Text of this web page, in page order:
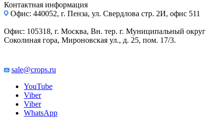
Контактная информация
Офис: 440052, г. Пенза, ул. Свердлова стр. 2И, офис 511
Офис: 105318, г. Москва, Вн. тер. г. Муниципальный округ
Соколиная гора, Мироновская ул., д. 25, пом. 17/3.
sale@crops.ru
YouTube
Viber
Viber
WhatsApp